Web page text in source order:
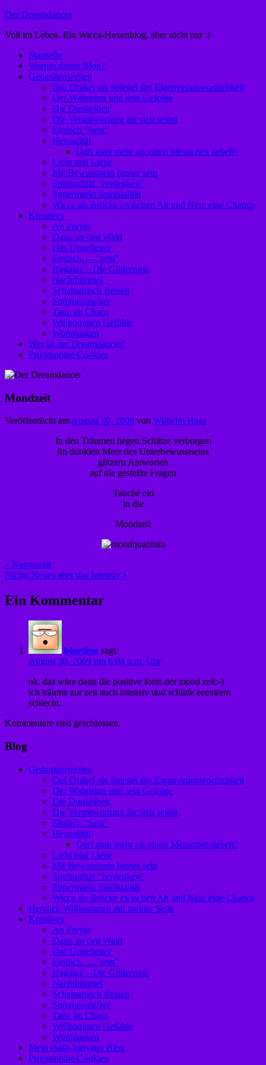
Zum
springen
Der Dreamdancer
Voll im Leben. Ein Wicca-Hexenblog, aber nicht nur :)
Startseite
Warum dieser Blog?
Gedankenwelten
Das Orakel als Spiegel der Eigenverantwortlichkeit
Der Wahnsinn und sein Gefolge
Die Dunkelheit
Die Verantwortung für sich selbst
Einfach “Sein”
Hexualität
Darf man mehr als einen Menschen lieben?
Licht und Liebe
Mit Bewusstsein besser sein
Spiritualität “zerdenken”
Supermarkt Spiritualität
Wicca als Brücke zwischen Alt und Neu: eine Chance
Kreatives
An Freyja
Dank an den Wald
Das Ungeheuer
Einfach…..”sein”
Hagalaz – Die Götterrune
Nachthimmel
Schamanisch Reisen
Sommerseufzer
Tanz im Chaos
Willkommen Gefühle
Wortmasken
Wer ist der Dreamdancer?
Privatsphäre/Cookies
Mondzeit
Veröffentlicht amAugust 30, 2009 von Wilhelm Haas
In den Träumen liegen Schätze verborgen
Im dunklen Meer des Unterbewusstseins
glitzern Antworten
auf nie gestellte Fragen
Tauche ein
in die
Mondzeit
Beitragsnavigation
« Narrenzeit
Nichts Neues aber das Intensiv »
Ein Kommentar
bluetime sagt:
August 30, 2009 um 6:04 p.m. Uhr
ok, das wäre dann die positive form der mond zeit:-)
ich träume zur zeit auch intensiv und schlafe eeextrem
schlecht.
Kommentare sind geschlossen.
Blog
Gedankenwelten
Das Orakel als Spiegel der Eigenverantwortlichkeit
Der Wahnsinn und sein Gefolge
Die Dunkelheit
Die Verantwortung für sich selbst
Einfach “Sein”
Hexualität
Darf man mehr als einen Menschen lieben?
Licht und Liebe
Mit Bewusstsein besser sein
Spiritualität “zerdenken”
Supermarkt Spiritualität
Wicca als Brücke zwischen Alt und Neu: eine Chance
Herzlich Willkommen auf meiner Seite
Kreatives
An Freyja
Dank an den Wald
Das Ungeheuer
Einfach…..”sein”
Hagalaz – Die Götterrune
Nachthimmel
Schamanisch Reisen
Sommerseufzer
Tanz im Chaos
Willkommen Gefühle
Wortmasken
Mein (halb-)privater Blog
Privatsphäre/Cookies